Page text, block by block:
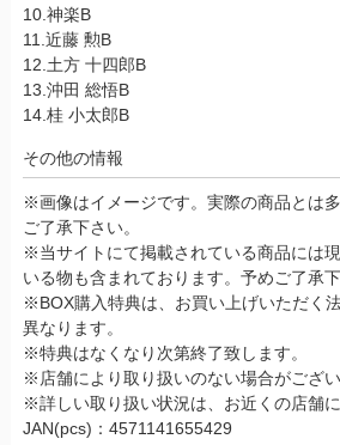
10.神楽B
11.近藤 勲B
12.土方 十四郎B
13.沖田 総悟B
14.桂 小太郎B
その他の情報
※画像はイメージです。実際の商品とは
ご了承下さい。
※当サイトにて掲載されている商品には
いる物も含まれております。予めご了承下
※BOX購入特典は、お買い上げいただく
異なります。
※特典はなくなり次第終了致します。
※店舗により取り扱いのない場合がござい
※詳しい取り扱い状況は、お近くの店舗に
JAN(pcs)：4571141655429